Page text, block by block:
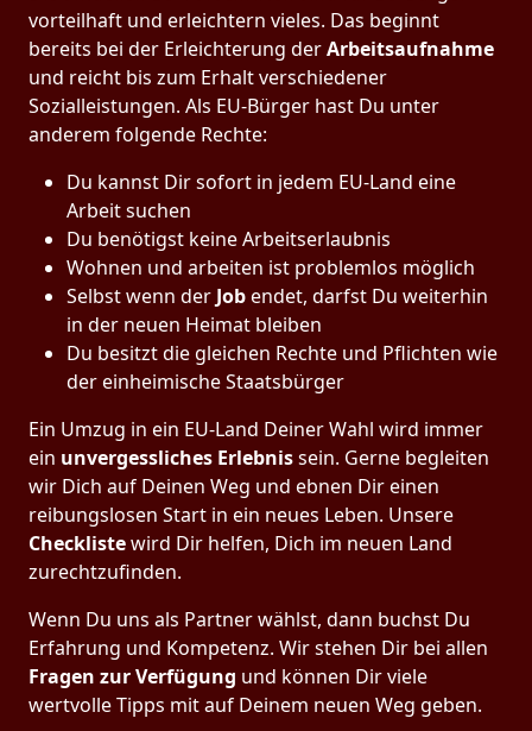
vorteilhaft und erleichtern vieles. Das beginnt
bereits bei der Erleichterung derArbeitsaufnahme
und reicht bis zum Erhalt verschiedener
Sozialleistungen. Als EU-Bürger hast Du unter
anderem folgende Rechte:
Du kannst Dir sofort in jedem EU-Land eine
Arbeit suchen
Du benötigst keine Arbeitserlaubnis
Wohnen und arbeiten ist problemlos möglich
Selbst wenn der Jobendet, darfst Du weiterhin
in der neuen Heimat bleiben
Du besitzt die gleichen Rechte und Pflichten wie
der einheimische Staatsbürger
Ein Umzug in ein EU-Land Deiner Wahl wird immer
ein unvergessliches Erlebnissein. Gerne begleiten
wir Dich auf Deinen Weg und ebnen Dir einen
reibungslosen Start in ein neues Leben. Unsere
Checklistewird Dir helfen, Dich im neuen Land
zurechtzufinden.
Wenn Du uns als Partner wählst, dann buchst Du
Erfahrung und Kompetenz. Wir stehen Dir bei allen
Fragen zur Verfügung und können Dir viele
wertvolle Tipps mit auf Deinem neuen Weg geben.